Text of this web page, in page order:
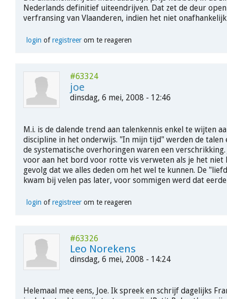
Nederlands definitief uiteendrijven. Dat zet de deur
verfransing van Vlaanderen, indien het niet
login ofregistreerom te reageren
#63324
joe
dinsdag, 6 mei, 2008 - 12:46
M.i. is de dalende trend aan talenkennis enkel te wijten
discipline in het onderwijs. "In mijn tijd" werden de talen
de systematische overhoringen waren een verschrikking.
voor aan het bord voor rotte vis verweten als je het niet
gevolg dat we alles deden om het wel te kunnen. De
kwam bij velen pas later, voor sommigen werd dat
login ofregistreerom te reageren
#63326
Leo Norekens
dinsdag, 6 mei, 2008 - 14:24
Helemaal mee eens, Joe. Ik spreek en schrijf dagelijks